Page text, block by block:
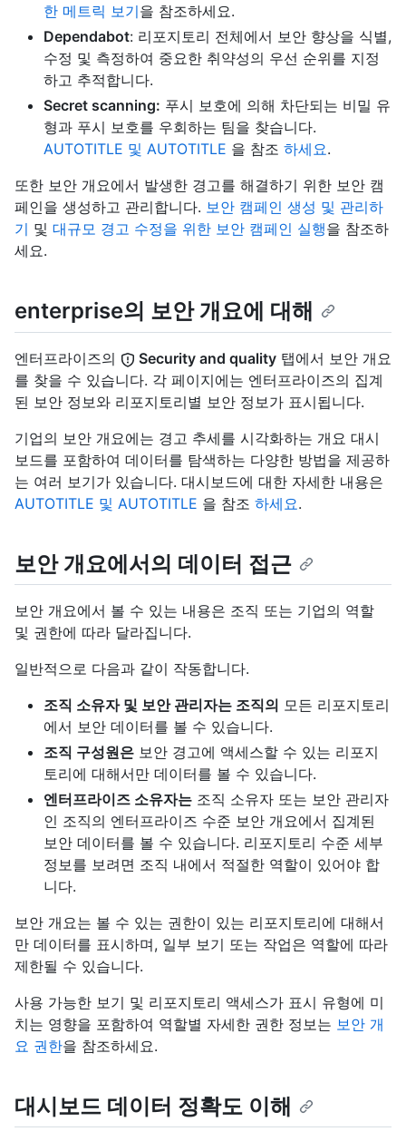
한 메트릭 보기을 참조하세요.
Dependabot: 리포지토리 전체에서 보안 향상을 식별,
수정 및 측정하여 중요한 취약성의 우선 순위를 지정
하고 추적합니다.
Secret scanning: 푸시 보호에 의해 차단되는 비밀 유
형과 푸시 보호를 우회하는 팀을 찾습니다.
AUTOTITLE 및 AUTOTITLE 을 참조 하세요.
또한 보안 개요에서 발생한 경고를 해결하기 위한 보안 캠
페인을 생성하고 관리합니다. 보안 캠페인 생성 및 관리하
기 및 대규모 경고 수정을 위한 보안 캠페인 실행을 참조하
세요.
enterprise의 보안 개요에 대해
엔터프라이즈의 Security and quality 탭에서 보안 개요
를 찾을 수 있습니다. 각 페이지에는 엔터프라이즈의 집계
된 보안 정보와 리포지토리별 보안 정보가 표시됩니다.
기업의 보안 개요에는 경고 추세를 시각화하는 개요 대시
보드를 포함하여 데이터를 탐색하는 다양한 방법을 제공하
는 여러 보기가 있습니다. 대시보드에 대한 자세한 내용은
AUTOTITLE 및 AUTOTITLE 을 참조 하세요.
보안 개요에서의 데이터 접근
보안 개요에서 볼 수 있는 내용은 조직 또는 기업의 역할
및 권한에 따라 달라집니다.
일반적으로 다음과 같이 작동합니다.
조직 소유자 및 보안 관리자는 조직의 모든 리포지토리
에서 보안 데이터를 볼 수 있습니다.
조직 구성원은 보안 경고에 액세스할 수 있는 리포지
토리에 대해서만 데이터를 볼 수 있습니다.
엔터프라이즈 소유자는 조직 소유자 또는 보안 관리자
인 조직의 엔터프라이즈 수준 보안 개요에서 집계된
보안 데이터를 볼 수 있습니다. 리포지토리 수준 세부
정보를 보려면 조직 내에서 적절한 역할이 있어야 합
니다.
보안 개요는 볼 수 있는 권한이 있는 리포지토리에 대해서
만 데이터를 표시하며, 일부 보기 또는 작업은 역할에 따라
제한될 수 있습니다.
사용 가능한 보기 및 리포지토리 액세스가 표시 유형에 미
치는 영향을 포함하여 역할별 자세한 권한 정보는 보안 개
요 권한을 참조하세요.
대시보드 데이터 정확도 이해